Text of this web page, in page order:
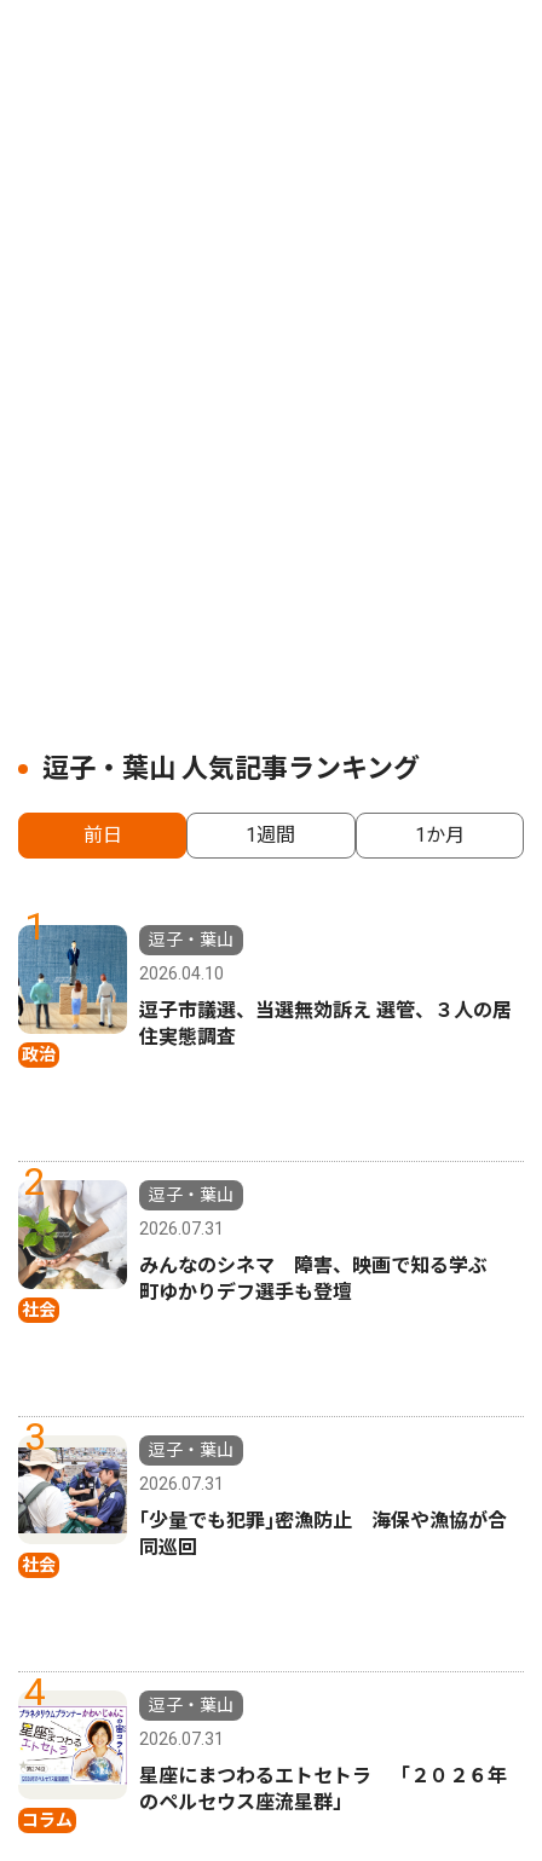
逗子・葉山 人気記事ランキング
前日 1週間 1か月
1
政治
逗子・葉山
2026.04.10
逗子市議選、当選無効訴え 選管、３人の居
住実態調査
2
社会
逗子・葉山
2026.07.31
みんなのシネマ 障害、映画で知る学ぶ
町ゆかりデフ選手も登壇
3
社会
逗子・葉山
2026.07.31
｢少量でも犯罪｣密漁防止 海保や漁協が合
同巡回
4
コラム
逗子・葉山
2026.07.31
星座にまつわるエトセトラ 「２０２６年
のペルセウス座流星群」